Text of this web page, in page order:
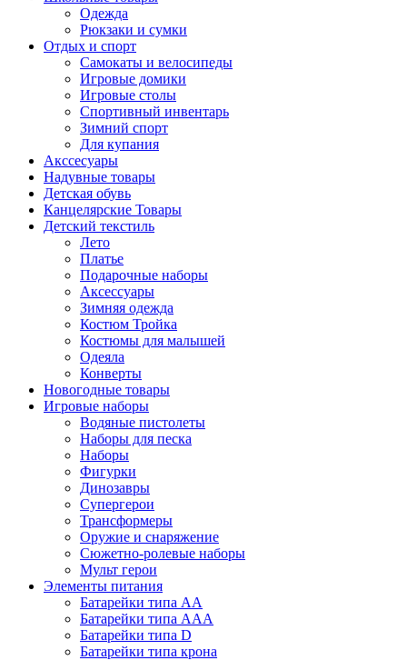
Одежда
Рюкзаки и сумки
Отдых и спорт
Самокаты и велосипеды
Игровые домики
Игровые столы
Спортивный инвентарь
Зимний спорт
Для купания
Акссесуары
Надувные товары
Детская обувь
Канцелярские Товары
Детский текстиль
Лето
Платье
Подарочные наборы
Аксессуары
Зимняя одежда
Костюм Тройка
Костюмы для малышей
Одеяла
Конверты
Новогодные товары
Игровые наборы
Водяные пистолеты
Наборы для песка
Наборы
Фигурки
Динозавры
Супергерои
Трансформеры
Оружие и снаряжение
Сюжетно-ролевые наборы
Мульт герои
Элементы питания
Батарейки типа АА
Батарейки типа ААА
Батарейки типа D
Батарейки типа крона